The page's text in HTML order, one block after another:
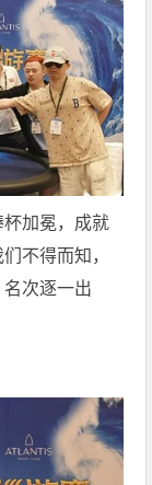
加冕，成就
不得而知，
次逐一出